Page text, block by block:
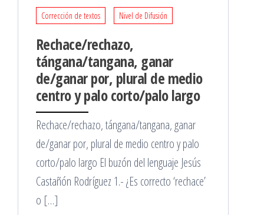
Corrección de textos Nivel de Difusión
Rechace/rechazo,
tángana/tangana, ganar
de/ganar por, plural de medio
centro y palo corto/palo largo
Rechace/rechazo, tángana/tangana, ganar
de/ganar por, plural de medio centro y palo
corto/palo largo El buzón del lenguaje Jesús
Castañón Rodríguez 1.- ¿Es correcto ‘rechace’
o […]